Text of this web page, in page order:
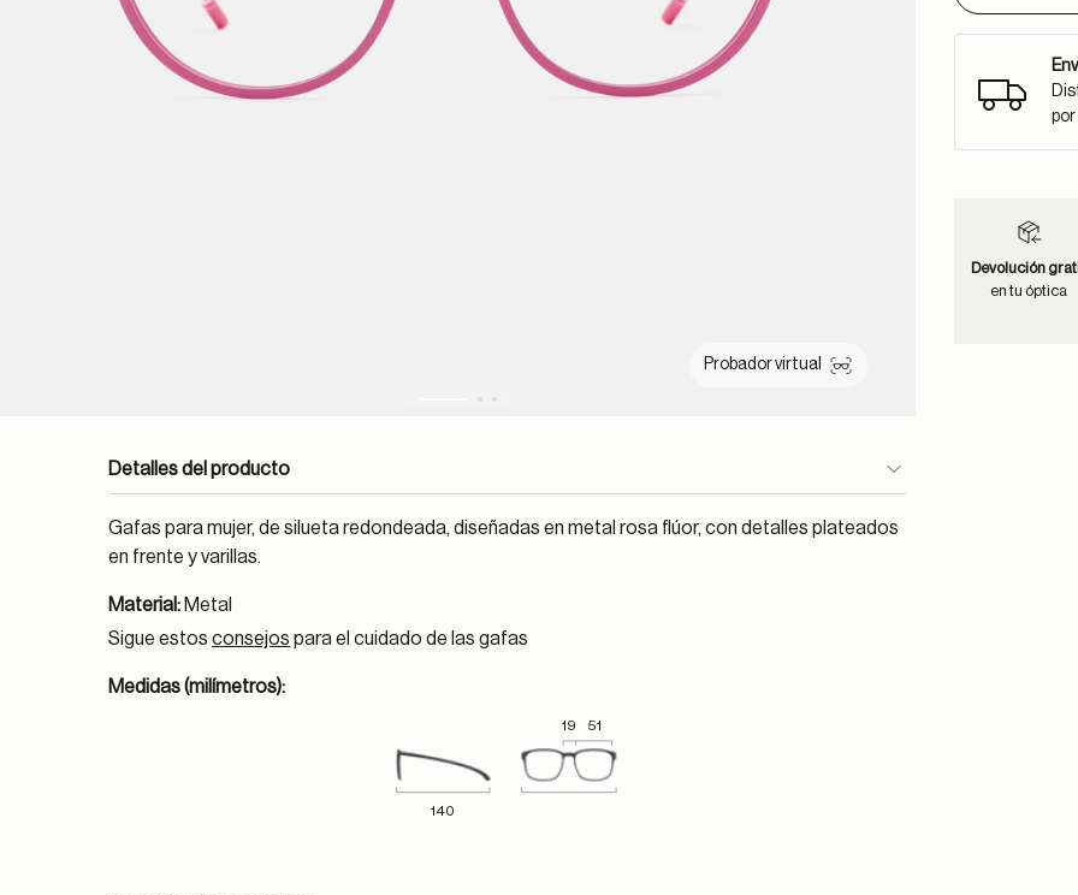
Probador virtual
Detalles del producto
Gafas para mujer, de silueta redondeada, diseñadas en metal rosa flúor, con detalles plateados
en frente y varillas.
Material: Metal
Sigue estosconsejos para el cuidado de las gafas
Medidas (milímetros):
19 51
140
Devolución
en tu óptica